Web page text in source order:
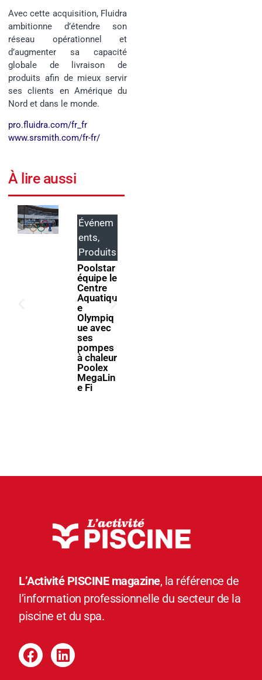
Avec cette acquisition, Fluidra
ambitionne d’étendre son
réseau opérationnel et
d’augmenter sa capacité
globale de livraison de
produits afin de mieux servir
ses clients en Amérique du
Nord et dans le monde.
pro.fluidra.com/fr_fr
www.srsmith.com/fr-fr/
À lire aussi
Événem
ents,
Produits
Poolstar
équipe le
Centre
Aquatiqu
e
Olympiq
ue avec
ses
pompes
à chaleur
Poolex
MegaLin
e Fi
L’Activité PISCINE magazine, la référence de
l’information professionnelle du secteur de la
piscine et du spa.